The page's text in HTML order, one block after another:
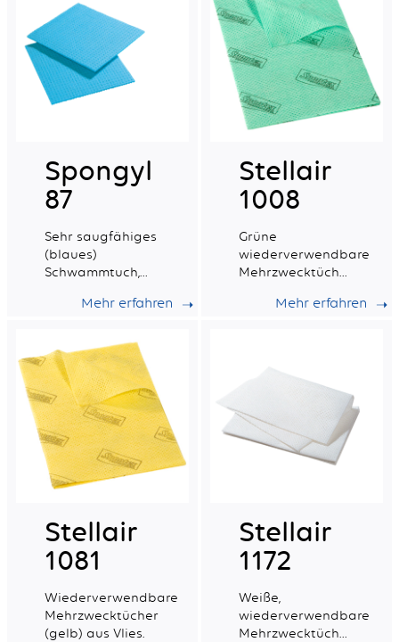
Spongyl
87
Sehr saugfähiges
(blaues)
Schwammtuch,
einemMehr erfahren
Stellair
1008
Grüne
wiederverwendbare
Mehrzwecktücher
Mehr erfahren
Stellair
1081
Wiederverwendbare
Mehrzwecktücher
(gelb) aus Vlies.
Stellair
1172
Weiße,
wiederverwendbare
Mehrzwecktücher